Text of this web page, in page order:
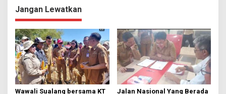
g
a
s
i
p
o
Jangan Lewatkan
Wawali Sualang bersama KT Jalan Nasional Yang Berada